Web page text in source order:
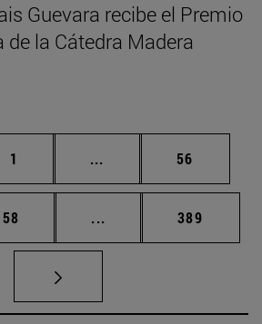
Guevara recibe el Premio
de la Cátedra Madera
Página
1 ... Páginas intermedias
Página
56
Página
58 ... Páginas intermedias
Página
389